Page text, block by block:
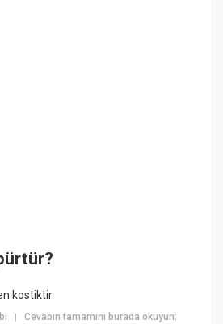
kostiktir.
|Cevabın tamamını burada okuyun: